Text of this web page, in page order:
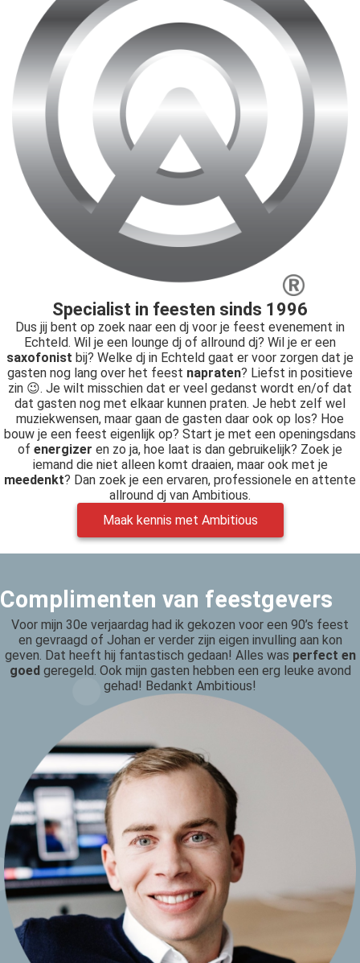
Specialist in feesten sinds 1996
Dus jij bent op zoek naar een dj voor je feest evenement in
Echteld. Wil je een lounge dj of allround dj? Wil je er een
saxofonist bij? Welke dj in Echteld gaat er voor zorgen dat je
gasten nog lang over het feest napraten? Liefst in positieve
zin 😉. Je wilt misschien dat er veel gedanst wordt en/of dat
dat gasten nog met elkaar kunnen praten. Je hebt zelf wel
muziekwensen, maar gaan de gasten daar ook op los? Hoe
bouw je een feest eigenlijk op? Start je met een openingsdans
of energizer en zo ja, hoe laat is dan gebruikelijk? Zoek je
iemand die niet alleen komt draaien, maar ook met je
meedenkt? Dan zoek je een ervaren, professionele en attente
allround dj van Ambitious.
Maak kennis met Ambitious
Complimenten van feestgevers
Voor mijn 30e verjaardag had ik gekozen voor een 90’s feest
en gevraagd of Johan er verder zijn eigen invulling aan kon
geven. Dat heeft hij fantastisch gedaan! Alles was perfect en
goedgeregeld. Ook mijn gasten hebben een erg leuke avond
gehad! Bedankt Ambitious!